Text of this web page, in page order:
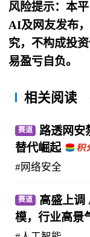
风险提示：本
AI及网友发布
究，不构成投
易盈亏自负。
相关阅读
赛道
路透网安
替代崛起
#网络安全
赛道
高盛上调
模，行业高景